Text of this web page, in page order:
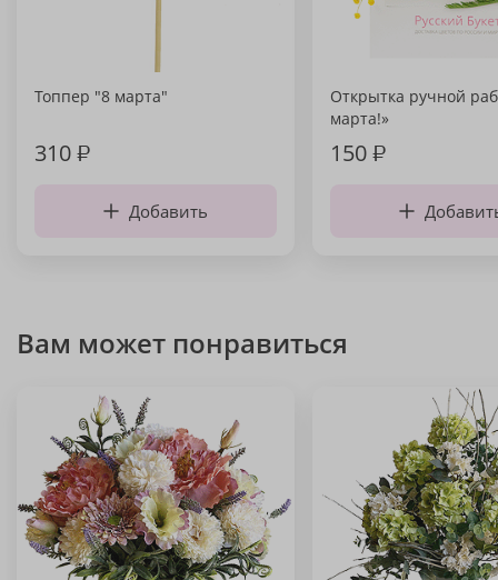
Топпер "8 марта"
310₽
Добавить
Открытка ручной
марта!»
150₽
Вам может понравиться